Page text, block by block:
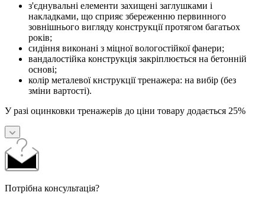
з'єднувальні елементи захищені заглушками і
накладками, що сприяє збереженню первинного
зовнішнього вигляду конструкції протягом багатьох
років;
сидіння виконані з міцної вологостійкої фанери;
вандалостійка конструкція закріплюється на бетонній
основі;
колір металевої кнструкції тренажера: на вибір (без
зміни вартості).
У разі оцинковки тренажерів до ціни товару додається 25%
Потрібна консультація?